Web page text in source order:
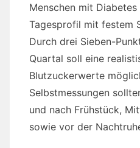
Menschen mit
Tagesprofil mit festem
Durch drei Sieben-
Quartal soll eine
Blutzuckerwerte
Selbstmessungen
und nach Frühstück,
sowie vor der